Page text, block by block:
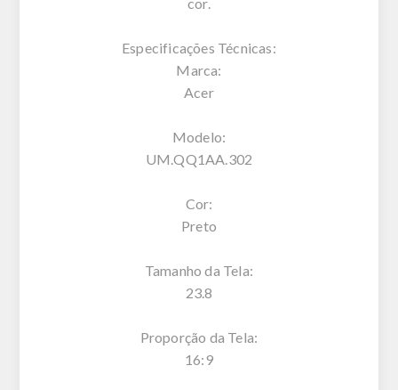
Especificações Técnicas:
Marca:
Acer
Modelo:
UM.QQ1AA.302
Cor:
Preto
Tamanho da Tela:
23.8
Proporção da Tela:
16:9